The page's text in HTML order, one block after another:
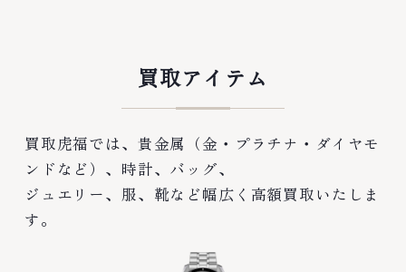
買取アイテム
買取虎福では、貴金属（金・プラチナ・ダイヤモ
ンドなど）、時計、バッグ、
ジュエリー、服、靴など幅広く高額買取いたしま
す。